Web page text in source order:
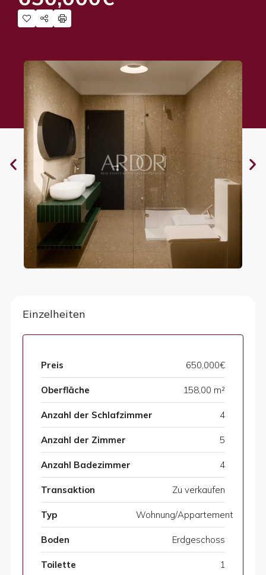
Einzelheiten
Preis 650,000€
Oberfläche 158,00 m²
Anzahl der Schlafzimmer 4
Anzahl der Zimmer 5
Anzahl Badezimmer 4
Transaktion Zu verkaufen
Typ Wohnung/Appartement
Boden Erdgeschoss
Toilette 1